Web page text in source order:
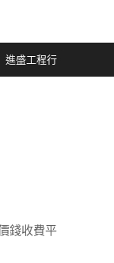
進盛工程行
錢收費平